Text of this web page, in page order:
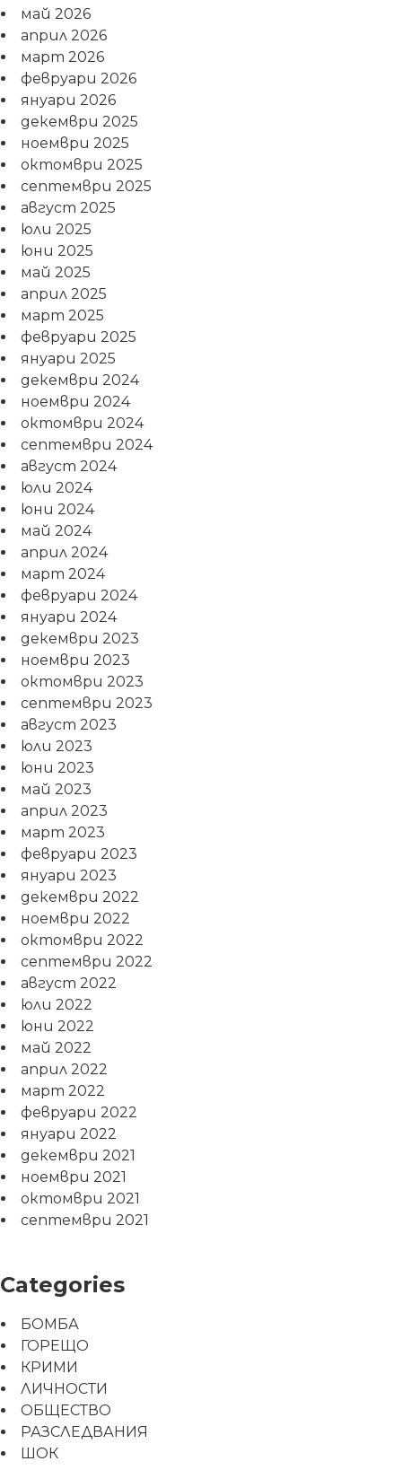
май 2026
април 2026
март 2026
февруари 2026
януари 2026
декември 2025
ноември 2025
октомври 2025
септември 2025
август 2025
юли 2025
юни 2025
май 2025
април 2025
март 2025
февруари 2025
януари 2025
декември 2024
ноември 2024
октомври 2024
септември 2024
август 2024
юли 2024
юни 2024
май 2024
април 2024
март 2024
февруари 2024
януари 2024
декември 2023
ноември 2023
октомври 2023
септември 2023
август 2023
юли 2023
юни 2023
май 2023
април 2023
март 2023
февруари 2023
януари 2023
декември 2022
ноември 2022
октомври 2022
септември 2022
август 2022
юли 2022
юни 2022
май 2022
април 2022
март 2022
февруари 2022
януари 2022
декември 2021
ноември 2021
октомври 2021
септември 2021
Categories
БОМБА
ГОРЕЩО
КРИМИ
ЛИЧНОСТИ
ОБЩЕСТВО
РАЗСЛЕДВАНИЯ
ШОК